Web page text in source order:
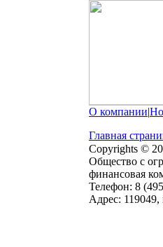
О компании|
Главная
Copyrights ©
Общество с
финансовая
Телефон: 8
Адрес: